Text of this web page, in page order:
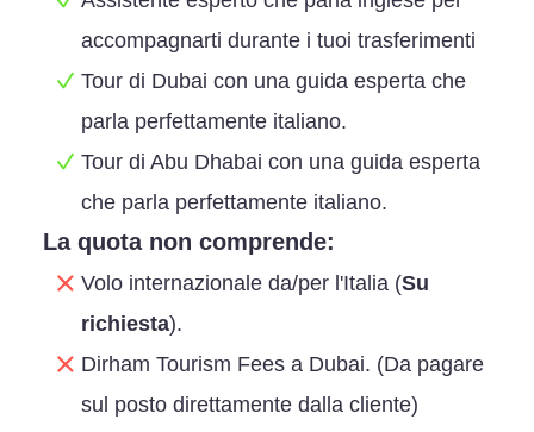
accompagnarti durante i tuoi trasferimenti
Tour di Dubai con una guida esperta che
parla perfettamente italiano.
Tour di Abu Dhabai con una guida esperta
che parla perfettamente italiano.
La quota non comprende:
Volo internazionale da/per l'Italia (Su
richiesta).
Dirham Tourism Fees a Dubai. (Da pagare
sul posto direttamente dalla cliente)